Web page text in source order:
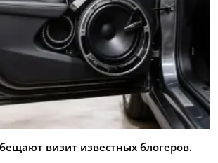
визит известных блогеров.